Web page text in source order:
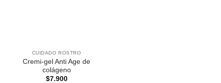
CUIDADO ROSTRO
Cremi-gel Anti Age de
colágeno
$7.900